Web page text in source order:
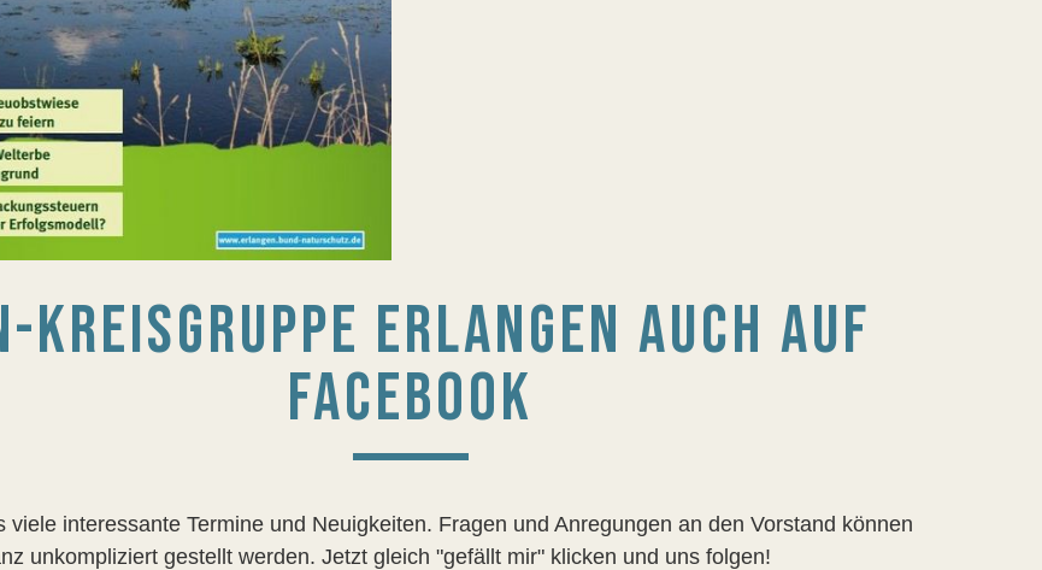
KREISGRUPPE ERLANGEN AUCH AUF
FACEBOOK
viele interessante Termine und Neuigkeiten. Fragen und Anregungen an den Vorstand können
unkompliziert gestellt werden. Jetzt gleich "gefällt mir" klicken und uns folgen!